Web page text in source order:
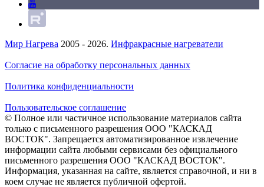
Мир Нагрева 2005 - 2026. Инфракрасные нагреватели
Согласие на обработку персональных данных
Политика конфиденциальности
Пользовательское соглашение
© Полное или частичное использование материалов сайта
только с письменного разрешения ООО "КАСКАД
ВОСТОК". Запрещается автоматизированное извлечение
информации сайта любыми сервисами без официального
письменного разрешения ООО "КАСКАД ВОСТОК".
Информация, указанная на сайте, является справочной, и ни в
коем случае не является публичной офертой.